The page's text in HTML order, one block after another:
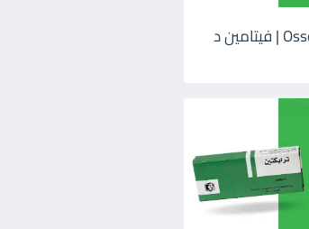
اوسوفورتين 10000 Ossofortin | فيتامين د